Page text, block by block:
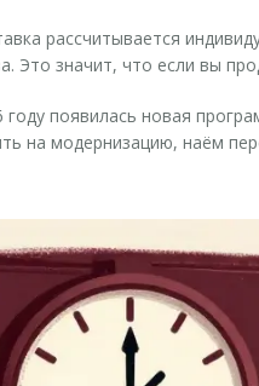
рассчитывается
Это значит, что если вы
году появилась новая
на модернизацию, наём